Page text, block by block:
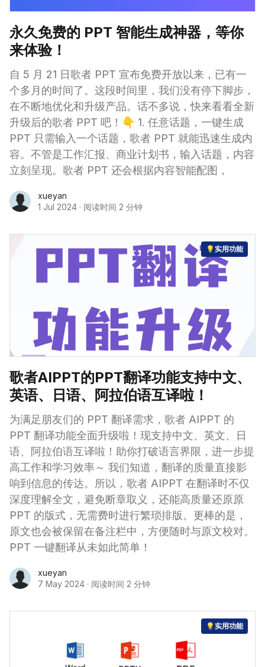
永久免费的 PPT 智能生成神器，等你
来体验！
自 5 月 21 日歌者 PPT 宣布免费开放以来，已有一
个多月的时间了。这段时间里，我们没有停下脚步，
在不断地优化和升级产品。话不多说，快来看看全新
升级后的歌者 PPT 吧！👇 1. 任意话题，一键生成
PPT 只需输入一个话题，歌者 PPT 就能迅速生成内
容。不管是工作汇报、商业计划书，输入话题，内容
立刻呈现。歌者 PPT 还会根据内容智能配图，
xueyan
1 Jul 2024 · 阅读时间 2 分钟
💡实用功能
歌者AIPPT的PPT翻译功能支持中文、
英语、日语、阿拉伯语互译啦！
为满足朋友们的 PPT 翻译需求，歌者 AIPPT 的
PPT 翻译功能全面升级啦！现支持中文、英文、日
语、阿拉伯语互译啦！助你打破语言界限，进一步提
高工作和学习效率～ 我们知道，翻译的质量直接影
响到信息的传达。所以，歌者 AIPPT 在翻译时不仅
深度理解全文，避免断章取义，还能高质量还原原
PPT 的版式，无需费时进行繁琐排版。更棒的是，
原文也会被保留在备注栏中，方便随时与原文校对。
PPT 一键翻译从未如此简单！
xueyan
7 May 2024 · 阅读时间 2 分钟
💡实用功能